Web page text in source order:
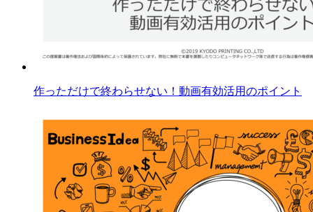
作っただけで終わらせない！動画有効活用のポイント